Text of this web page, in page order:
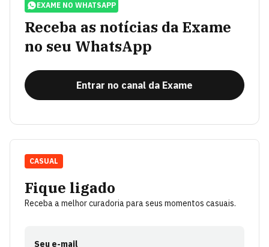
EXAME NO WHATSAPP
Receba as notícias da Exame
no seu WhatsApp
Entrar no canal da Exame
Fique ligado
Receba a melhor curadoria para seus momentos casuais.
Seu e-mail
CASUAL